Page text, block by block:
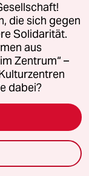
für Genehmigungen
Richtlinien
die sich gegen
Solidarität.
aus
Zentrum“ –
dabei?